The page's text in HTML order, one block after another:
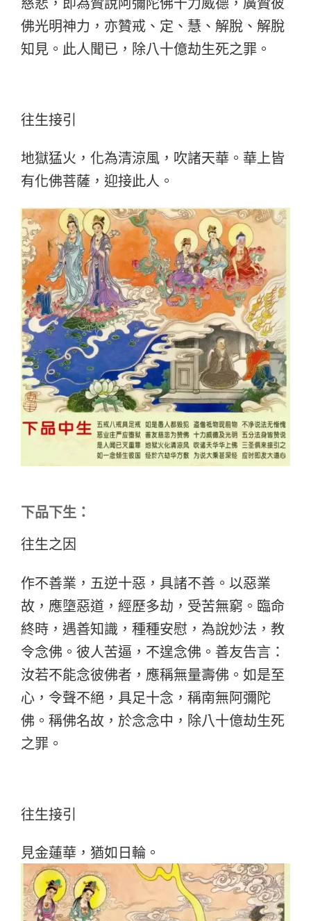
佛光明神力，亦贊戒、定、慧、解脫、解脫
知見。此人聞已，除八十億劫生死之罪。
往生接引
地獄猛火，化為清涼風，吹諸天華。華上皆
有化佛菩薩，迎接此人。
下品下生：
往生之因
作不善業，五逆十惡，具諸不善。以惡業
故，應墮惡道，經歷多劫，受苦無窮。臨命
終時，遇善知識，種種安慰，為說妙法，教
令念佛。彼人苦逼，不遑念佛。善友告言：
汝若不能念彼佛者，應稱無量壽佛。如是至
心，令聲不絕，具足十念，稱南無阿彌陀
佛。稱佛名故，於念念中，除八十億劫生死
之罪。
往生接引
見金蓮華，猶如日輪。